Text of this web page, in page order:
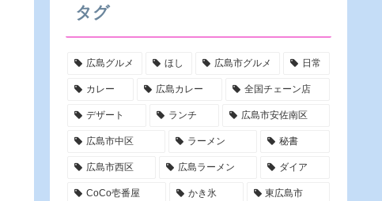
タグ
広島グルメ ほし 広島市グルメ 日常
カレー 広島カレー 全国チェーン店
デザート ランチ 広島市安佐南区
広島市中区 ラーメン 秘書
広島市西区 広島ラーメン ダイア
CoCo壱番屋 かき氷 東広島市